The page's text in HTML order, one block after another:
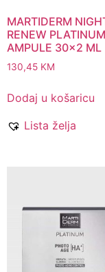
MARTIDERM
RENEW PLATINUM
AMPULE 30×2 ML
130,45 KM
Dodaj u košaricu
Lista želja